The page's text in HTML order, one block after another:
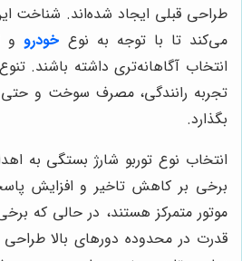
طراحی قبلی ایجاد شده‌اند. شناخت
می‌کند تا با توجه به نوع خودرو و
انتخاب آگاهانه‌تری داشته باشند.
تجربه رانندگی، مصرف سوخت و حتی
بگذارد.
انتخاب نوع توربو شارژ بستگی به
برخی بر کاهش تاخیر و افزایش
موتور متمرکز هستند، در حالی که
قدرت در محدوده دورهای بالا